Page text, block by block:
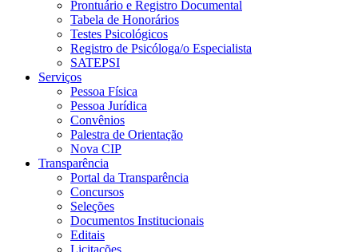
Prontuário e Registro Documental
Tabela de Honorários
Testes Psicológicos
Registro de Psicóloga/o Especialista
SATEPSI
Serviços
Pessoa Física
Pessoa Jurídica
Convênios
Palestra de Orientação
Nova CIP
Transparência
Portal da Transparência
Concursos
Seleções
Documentos Institucionais
Editais